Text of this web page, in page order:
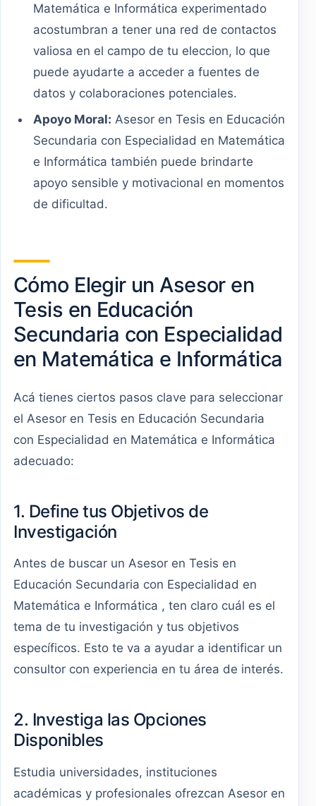
Matemática e Informática experimentado
acostumbran a tener una red de contactos
valiosa en el campo de tu eleccion, lo que
puede ayudarte a acceder a fuentes de
datos y colaboraciones potenciales.
Apoyo Moral: Asesor en Tesis en Educación
Secundaria con Especialidad en Matemática
e Informática también puede brindarte
apoyo sensible y motivacional en momentos
de dificultad.
Cómo Elegir un Asesor en
Tesis en Educación
Secundaria con Especialidad
en Matemática e Informática
Acá tienes ciertos pasos clave para seleccionar
el Asesor en Tesis en Educación Secundaria
con Especialidad en Matemática e Informática
adecuado:
1. Define tus Objetivos de
Investigación
Antes de buscar un Asesor en Tesis en
Educación Secundaria con Especialidad en
Matemática e Informática , ten claro cuál es el
tema de tu investigación y tus objetivos
específicos. Esto te va a ayudar a identificar un
consultor con experiencia en tu área de interés.
2. Investiga las Opciones
Disponibles
Estudia universidades, instituciones
académicas y profesionales ofrezcan Asesor en